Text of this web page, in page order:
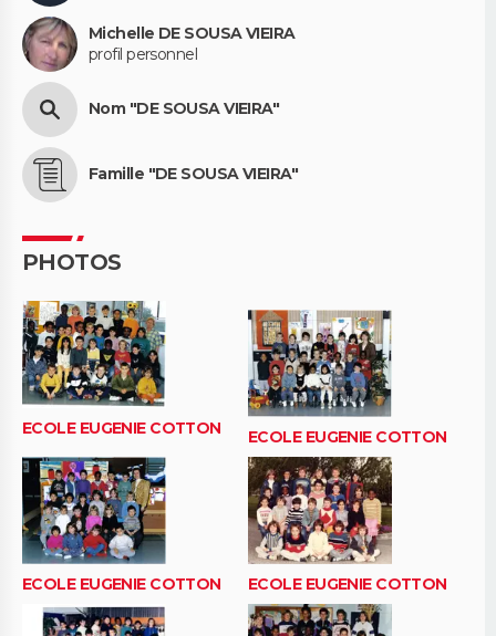
Michelle DE SOUSA VIEIRA
profil personnel
Nom "DE SOUSA VIEIRA"
Famille "DE SOUSA VIEIRA"
PHOTOS
ECOLE EUGENIE COTTON ECOLE EUGENIE COTTON
ECOLE EUGENIE COTTON ECOLE EUGENIE COTTON